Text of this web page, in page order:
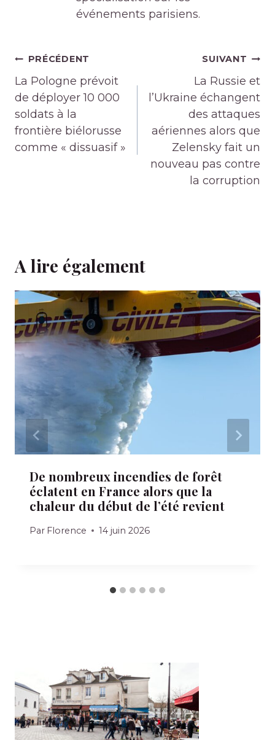
événements parisiens.
Navigation
de
l’article
PRÉCÉDENT
La Pologne prévoit
de déployer 10 000
soldats à la
frontière biélorusse
comme « dissuasif »
SUIVANT
La Russie et
l’Ukraine échangent
des attaques
aériennes alors que
Zelensky fait un
nouveau pas contre
la corruption
A lire également
De nombreux incendies de forêt
éclatent en France alors que la
chaleur du début de l’été revient
Par Florence 14 juin 2026